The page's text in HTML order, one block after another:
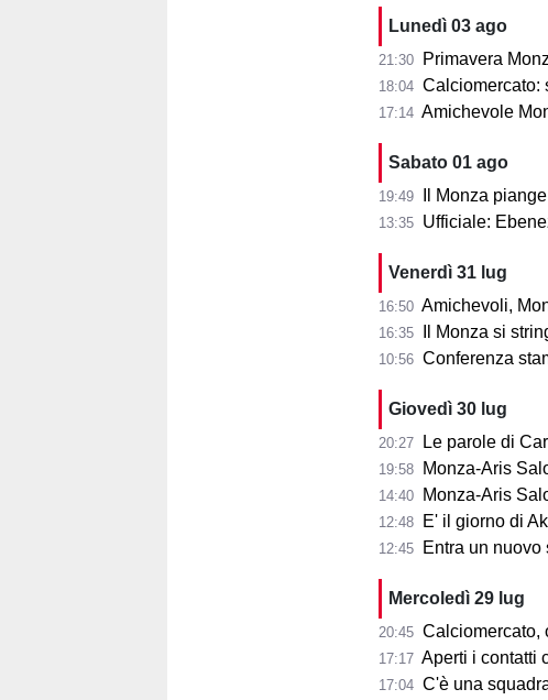
Lunedì 03 ago
21:30 Primavera
18:04 Calciomercato:
17:14 Amichevole
Sabato 01 ago
19:49 Il Monza
13:35 Ufficiale:
Venerdì 31 lug
16:50 Amichevoli,
16:35 Il Monza si
10:56 Conferenza
Giovedì 30 lug
20:27 Le parole di
19:58 Monza-Aris
14:40 Monza-Aris
12:48 E' il giorno di
12:45 Entra un nuovo
Mercoledì 29 lug
20:45 Calciomercato,
17:17 Aperti i contatti con
17:04 C'è una squadra di